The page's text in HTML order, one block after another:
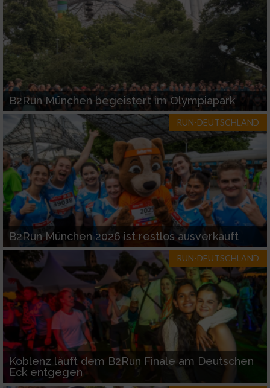
B2Run München begeistert im Olympiapark
RUN-DEUTSCHLAND
B2Run München 2026 ist restlos ausverkauft
RUN-DEUTSCHLAND
Koblenz läuft dem B2Run Finale am Deutschen
Eck entgegen